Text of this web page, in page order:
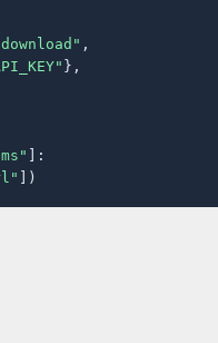
,
},
]:
])